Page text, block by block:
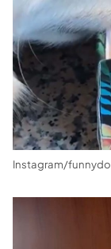
Instagram/